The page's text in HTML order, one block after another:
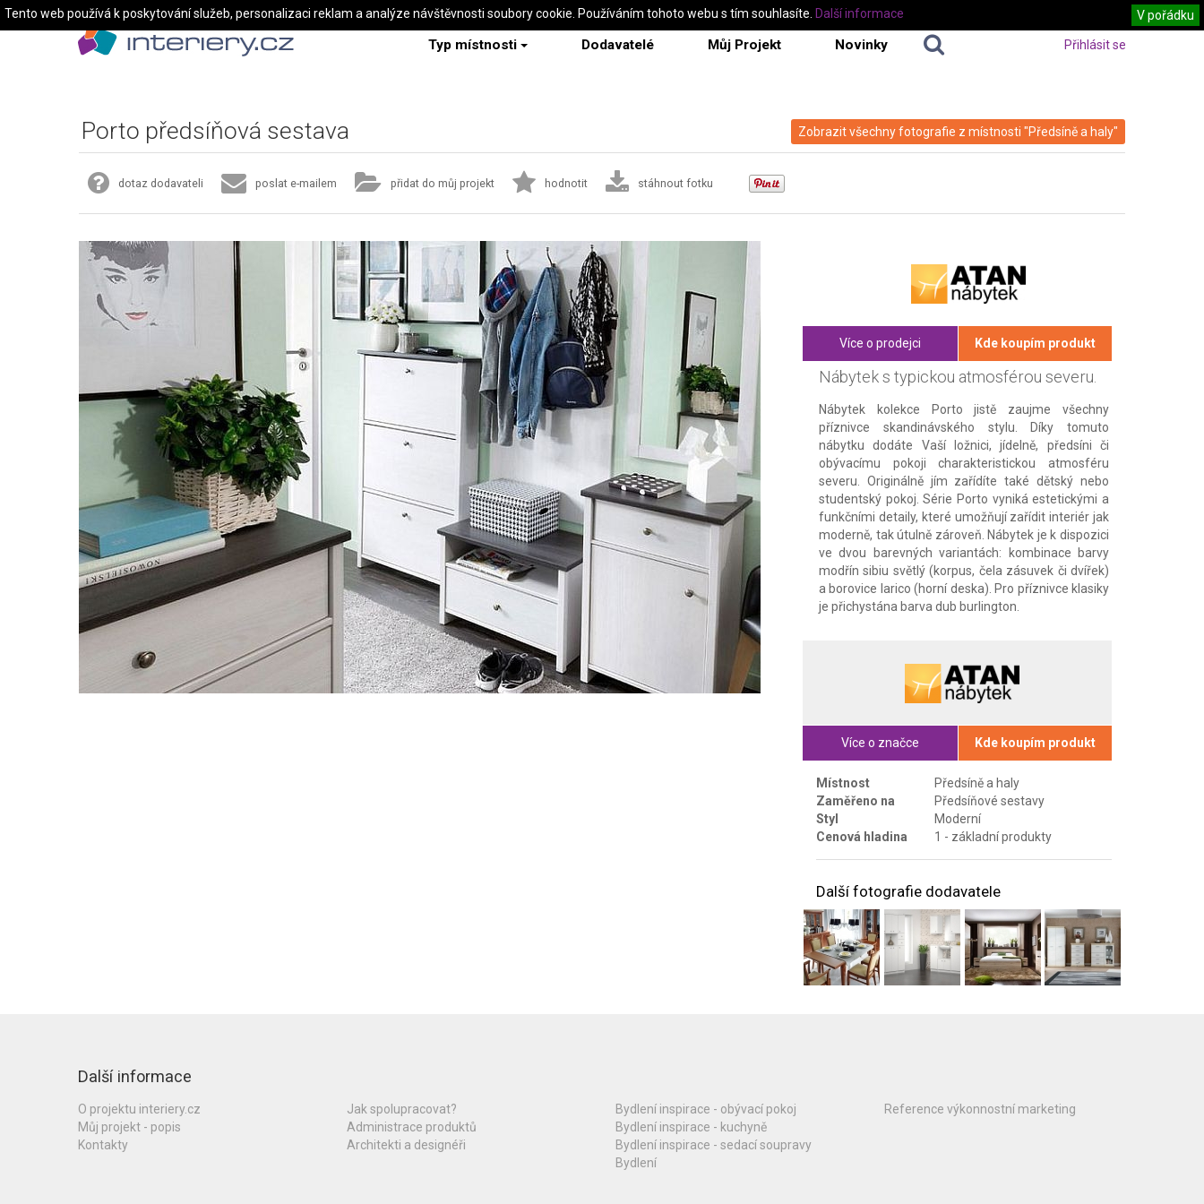
Typ místnosti Dodavatelé Můj Projekt Novinky Přihlásit se
Zobrazit všechny fotografie z místnosti "Předsíně a haly"
Porto předsíňová sestava
dotaz dodavateli poslat e-mailem přidat do můj projekt hodnotit stáhnout fotku
Více o prodejci Kde koupím produkt
Nábytek s typickou atmosférou severu.
Nábytek kolekce Porto jistě zaujme všechny
příznivce skandinávského stylu. Díky tomuto
nábytku dodáte Vaší ložnici, jídelně, předsíni či
obývacímu pokoji charakteristickou atmosféru
severu. Originálně jím zařídíte také dětský nebo
studentský pokoj. Série Porto vyniká estetickými a
funkčními detaily, které umožňují zařídit interiér jak
moderně, tak útulně zároveň. Nábytek je k dispozici
ve dvou barevných variantách: kombinace barvy
modřín sibiu světlý (korpus, čela zásuvek či dvířek)
a borovice larico (horní deska). Pro příznivce klasiky
je přichystána barva dub burlington.
Více o značce Kde koupím produkt
Místnost
Předsíně a haly
Zaměřeno na
Předsíňové sestavy
Styl
Moderní
Cenová hladina
1 - základní produkty
Další fotografie dodavatele
Další informace
O projektu interiery.cz
Můj projekt - popis
Kontakty
Jak spolupracovat?
Administrace produktů
Architekti a designéři
Bydlení inspirace - obývací pokoj
Bydlení inspirace - kuchyně
Bydlení inspirace - sedací soupravy
Bydlení
Reference výkonnostní marketing
Tento web používá k poskytování služeb, personalizaci reklam a analýze návštěvnosti soubory cookie. Používáním tohoto webu s tím souhlasíte. V pořádku
Další informace